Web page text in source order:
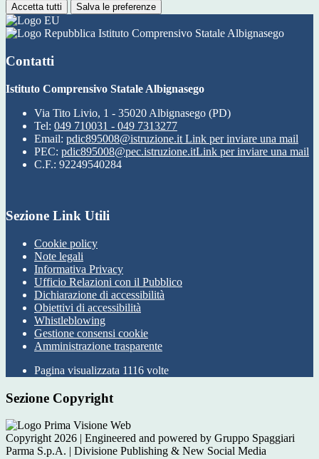
Accetta tutti Salva le preferenze
Istituto Comprensivo Statale Albignasego
Contatti
Istituto Comprensivo Statale Albignasego
Via Tito Livio, 1 - 35020 Albignasego (PD)
Tel: 049 710031 - 049 7313277
Email: pdic895008@istruzione.it Link per inviare una mail
PEC: pdic895008@pec.istruzione.itLink per inviare una mail
C.F.: 92249540284
Sezione Link Utili
Cookie policy
Note legali
Informativa Privacy
Ufficio Relazioni con il Pubblico
Dichiarazione di accessibilità
Obiettivi di accessibilità
Whistleblowing
Gestione consensi cookie
Amministrazione trasparente
Pagina visualizzata 1116 volte
Sezione Copyright
Copyright 2026 | Engineered and powered by Gruppo Spaggiari
Parma S.p.A. | Divisione Publishing & New Social Media